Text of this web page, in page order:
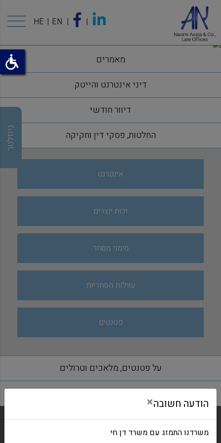
HE EN
מאמרים
דיני אינטרנט והייטק
דיוור חודשי
החלטות, פסקי דין וחקיקה
אינטרנט
זכות יוצרים
סימני מסחר
עוולות מסחריות
פטנטים
על פטנטים, מלאכים וטרולים
ניוזלטר
שם ומשפחה
הודעה חשובה×
משרדנו התמזג עם משרד דן חי